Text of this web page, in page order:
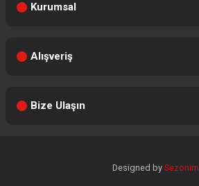
Kurumsal
Alışveriş
Bize Ulaşın
Designed by Sezonim